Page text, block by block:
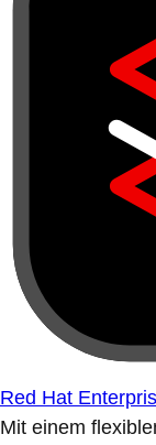
Red Hat
Mit einem